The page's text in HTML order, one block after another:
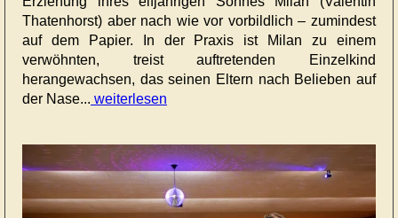
Thatenhorst) aber nach wie vor vorbildlich – zumindest
auf dem Papier. In der Praxis ist Milan zu einem
verwöhnten, treist auftretenden Einzelkind
herangewachsen, das seinen Eltern nach Belieben auf
der Nase... weiterlesen